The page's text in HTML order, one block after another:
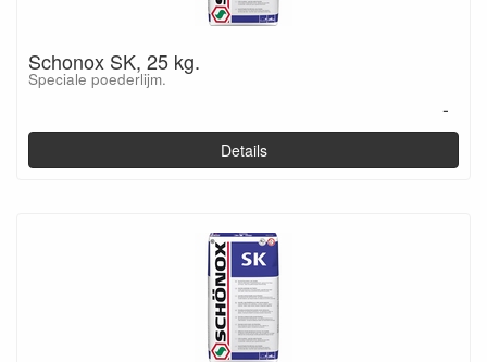
Schonox SK, 25 kg.
Speciale poederlijm.
-
Details